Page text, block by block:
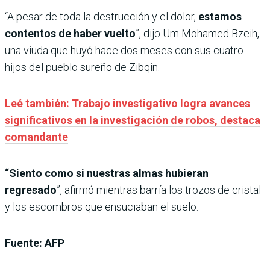
“A pesar de toda la destrucción y el dolor, estamos
contentos de haber vuelto”, dijo Um Mohamed Bzeih,
una viuda que huyó hace dos meses con sus cuatro
hijos del pueblo sureño de Zibqin.
Leé también: Trabajo investigativo logra avances
significativos en la investigación de robos, destaca
comandante
“Siento como si nuestras almas hubieran
regresado”, afirmó mientras barría los trozos de cristal
y los escombros que ensuciaban el suelo.
Fuente: AFP